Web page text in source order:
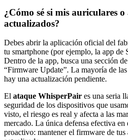
¿Cómo sé si mis auriculares
actualizados?
Debes abrir la aplicación oficial del
tu smartphone (por ejemplo, la app de
Dentro de la app, busca una sección
“Firmware Update”. La mayoría de
hay una actualización pendiente.
El ataque WhisperPair es una seria
seguridad de los dispositivos que
visto, el riesgo es real y afecta a las
mercado. La única defensa efectiva en
proactivo: mantener el firmware de tus